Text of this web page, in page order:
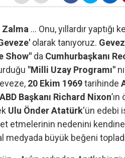
... Onu, yıllardır yaptığı
olarak tanıyoruz.
Show" da Cumhurbaşkanı
"Milli Uzay Programı"
20 Ekim 1969tarihinde
ABD Başkanı Richard Nixon
Ulu Önder Atatürk'ün edebi
etmelerinin nedenini
medyada büyük beğeni